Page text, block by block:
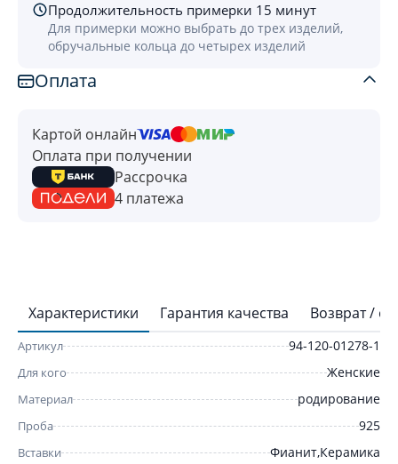
Продолжительность примерки 15 минут
Для примерки можно выбрать до трех изделий,
обручальные кольца до четырех изделий
Оплата
Картой онлайн
Оплата при получении
Рассрочка
4 платежа
Характеристики Гарантия качества Возврат /
Артикул 94-120-01278-1
Для кого Женские
Материал родирование
Проба 925
Вставки Фианит,Керамика